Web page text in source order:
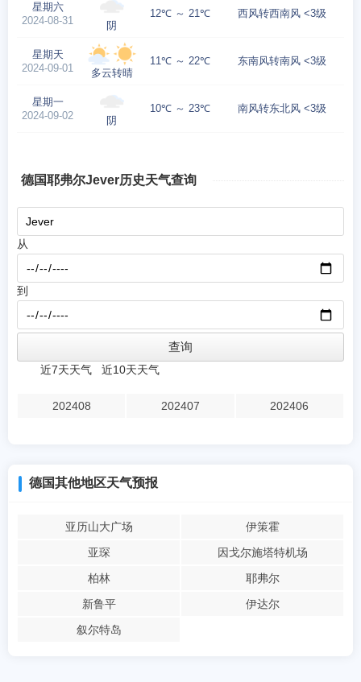
星期六
2024-08-31
阴
12℃ ～ 21℃ 西风转西南风 <3级
星期天
2024-09-01
多云转晴
11℃ ～ 22℃ 东南风转南风 <3级
星期一
2024-09-02
阴
10℃ ～ 23℃ 南风转东北风 <3级
德国耶弗尔Jever历史天气查询
从
到
近7天天气 近10天天气
202408 202407 202406
德国其他地区天气预报
亚历山大广场
伊策霍
亚琛
因戈尔施塔特机场
柏林
耶弗尔
新鲁平
伊达尔
叙尔特岛